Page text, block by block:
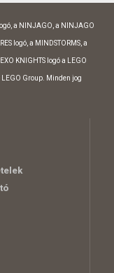
a NINJAGO, a NINJAGO
logó, a MINDSTORMS, a
KNIGHTS logó a LEGO
Group. Minden jog